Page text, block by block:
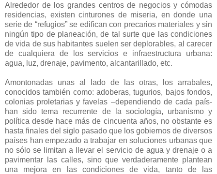
Alrededor de los grandes centros de negocios y cómodas
residencias, existen cinturones de miseria, en donde una
serie de “refugios” se edifican con precarios materiales y sin
ningún tipo de planeación, de tal surte que las condiciones
de vida de sus habitantes suelen ser deplorables, al carecer
de cualquiera de los servicios e infraestructura urbana:
agua, luz, drenaje, pavimento, alcantarillado, etc.
Amontonadas unas al lado de las otras, los arrabales,
conocidos también como: adoberas, tugurios, bajos fondos,
colonias proletarias y favelas –dependiendo de cada país-
han sido tema recurrente de la sociología, urbanismo y
política desde hace más de cincuenta años, no obstante es
hasta finales del siglo pasado que los gobiernos de diversos
países han empezado a trabajar en soluciones urbanas que
no sólo se limitan a llevar el servicio de agua y drenaje o a
pavimentar las calles, sino que verdaderamente plantean
una mejora en las condiciones de vida, tanto de las